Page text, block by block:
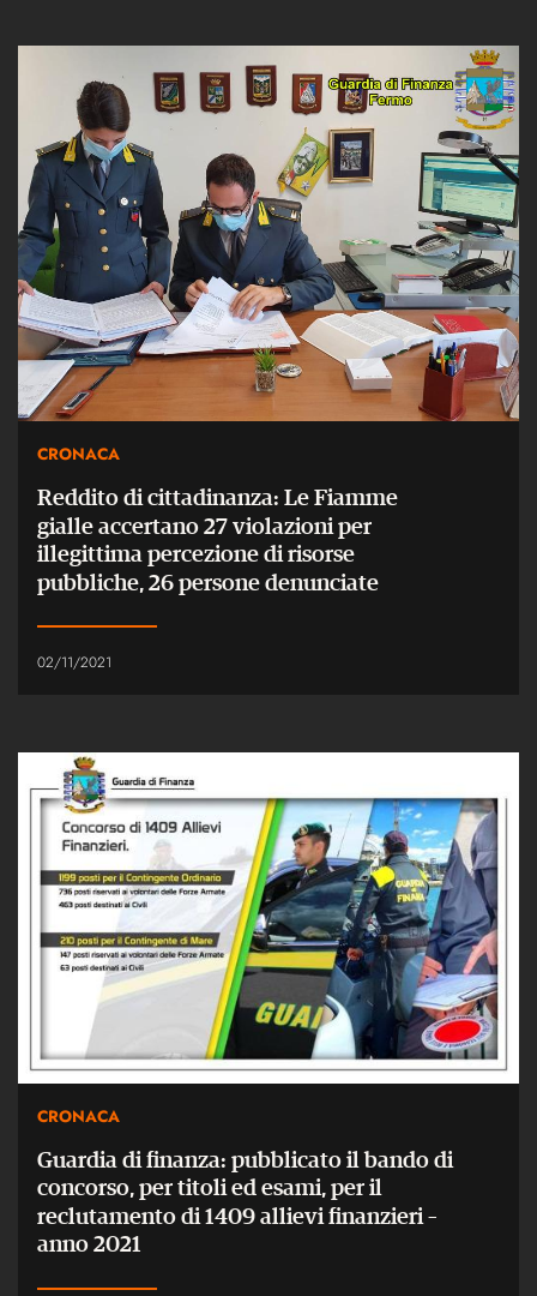
CRONACA
Reddito di cittadinanza: Le Fiamme
gialle accertano 27 violazioni per
illegittima percezione di risorse
pubbliche, 26 persone denunciate
02/11/2021
CRONACA
Guardia di finanza: pubblicato il bando di
concorso, per titoli ed esami, per il
reclutamento di 1409 allievi finanzieri –
anno 2021